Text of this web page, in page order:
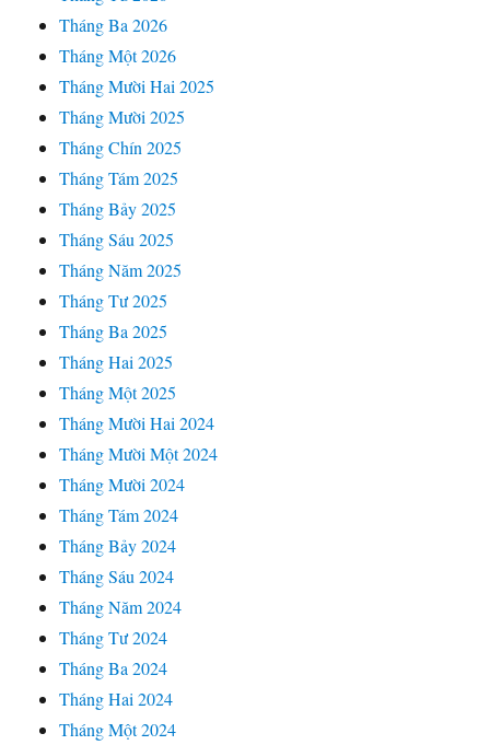
Tháng Ba 2026
Tháng Một 2026
Tháng Mười Hai 2025
Tháng Mười 2025
Tháng Chín 2025
Tháng Tám 2025
Tháng Bảy 2025
Tháng Sáu 2025
Tháng Năm 2025
Tháng Tư 2025
Tháng Ba 2025
Tháng Hai 2025
Tháng Một 2025
Tháng Mười Hai 2024
Tháng Mười Một 2024
Tháng Mười 2024
Tháng Tám 2024
Tháng Bảy 2024
Tháng Sáu 2024
Tháng Năm 2024
Tháng Tư 2024
Tháng Ba 2024
Tháng Hai 2024
Tháng Một 2024